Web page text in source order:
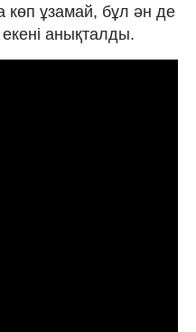
ұзамай, бұл ән де
екені анықталды.